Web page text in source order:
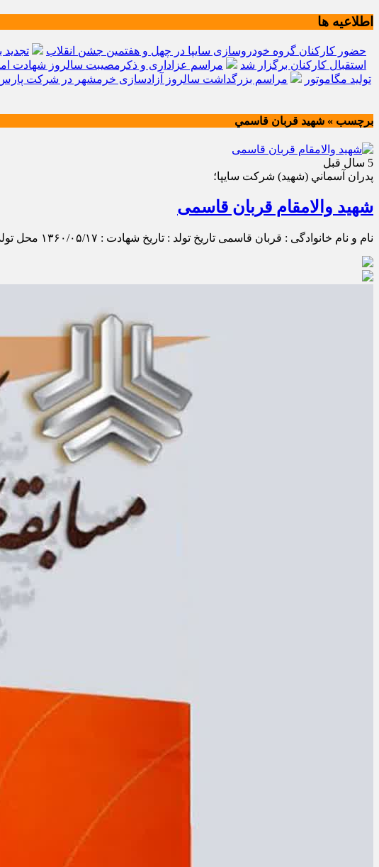
اطلاعیه ها
حضور کارکنان گروه خودروسازی سایپا در چهل و هفتمین جشن انقلاب
استقبال کارکنان برگزار شد
مراسم عزاداری و ذکرمصیبت سالروز شهادت
تولید مگاموتور
مراسم بزرگداشت سالروز آزادسازی خرمشهر در شرکت پارس
برچسب » شهيد قربان قاسمي
5 سال قبل
پدران آسماني (شهيد) شركت سايپا؛
شهید والامقام قربان قاسمی
نام و نام خانوادگی : قربان قاسمی تاریخ تولد : تاریخ شهادت : ۱۳۶۰/۰۵/۱۷ محل تولد : محل شهادت : نام پدر : محل مزار : گلزار شهدای ملایر عملیات منجر به شهادت : وضعیت تاهل : متاهل